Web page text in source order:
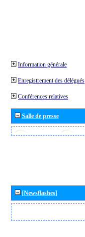
Information générale
Enregistrement des délégués
Conférences relatives
Salle de presse
[Newsflashes]